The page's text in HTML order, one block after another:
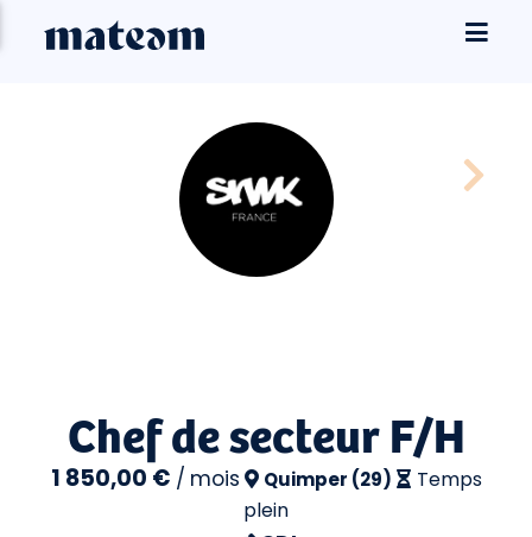
Chef de secteur F/H
1 850,00 € / mois Quimper (29)
Temps
plein